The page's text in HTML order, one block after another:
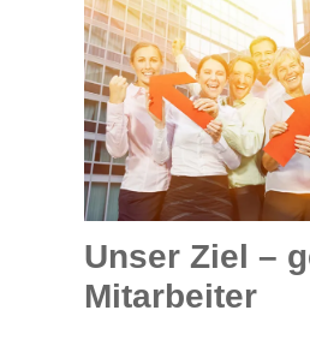
Unser Ziel –
Mitarbeiter